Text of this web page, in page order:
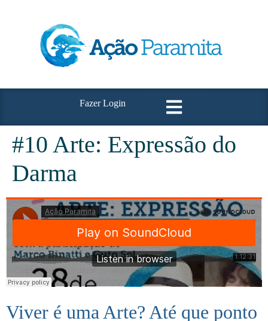
Fazer Login
#10 Arte: Expressão do
Darma
Viver é uma Arte? Até que ponto